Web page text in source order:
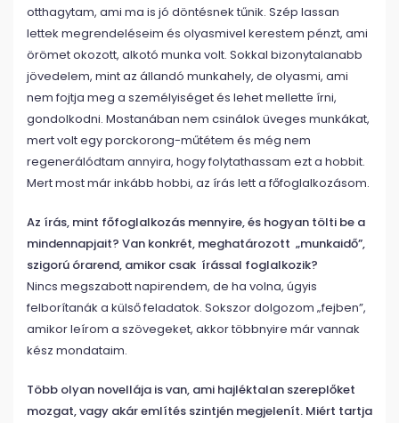
otthagytam, ami ma is jó döntésnek tűnik. Szép lassan
lettek megrendeléseim és olyasmivel kerestem pénzt, ami
örömet okozott, alkotó munka volt. Sokkal bizonytalanabb
jövedelem, mint az állandó munkahely, de olyasmi, ami
nem fojtja meg a személyiséget és lehet mellette írni,
gondolkodni. Mostanában nem csinálok üveges munkákat,
mert volt egy porckorong-műtétem és még nem
regenerálódtam annyira, hogy folytathassam ezt a hobbit.
Mert most már inkább hobbi, az írás lett a főfoglalkozásom.
Az írás, mint főfoglalkozás mennyire, és hogyan tölti be a
mindennapjait? Van konkrét, meghatározott „munkaidő”,
szigorú órarend, amikor csak írással foglalkozik?
Nincs megszabott napirendem, de ha volna, úgyis
felborítanák a külső feladatok. Sokszor dolgozom „fejben”,
amikor leírom a szövegeket, akkor többnyire már vannak
kész mondataim.
Több olyan novellája is van, ami hajléktalan szereplőket
mozgat, vagy akár említés szintjén megjelenít. Miért tartja